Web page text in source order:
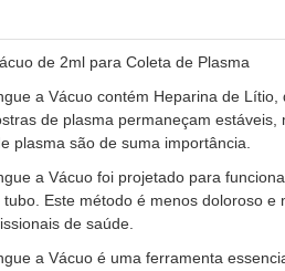
de 2ml para Coleta de Plasma
a Vácuo contém Heparina de
de plasma permaneçam
plasma são de suma importância.
a Vácuo foi projetado para
Este método é menos doloroso
de saúde.
a Vácuo é uma ferramenta